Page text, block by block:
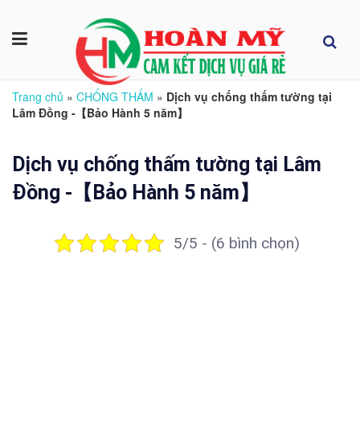
Trang chủ » CHỐNG THẤM » Dịch vụ chống thấm tường tại
Lâm Đồng -【Bảo Hành 5 năm】
Dịch vụ chống thấm tường tại Lâm
Đồng -【Bảo Hành 5 năm】
5/5 - (6 bình chọn)